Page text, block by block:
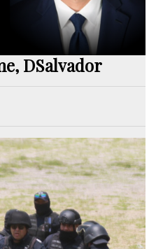
DSalvador